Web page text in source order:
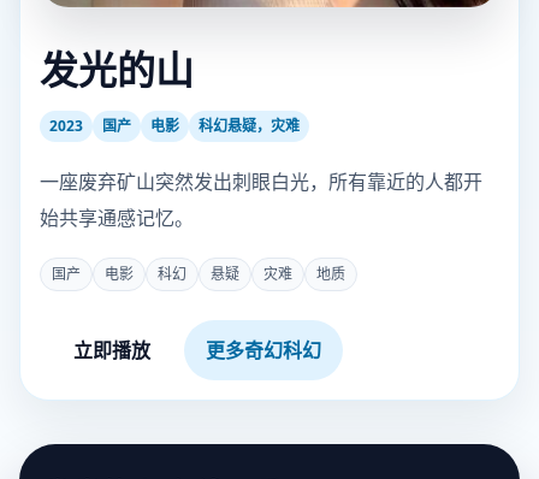
发光的山
2023 国产 电影 科幻悬疑，灾难
一座废弃矿山突然发出刺眼白光，所有靠近的人都开
始共享通感记忆。
国产 电影 科幻 悬疑 灾难 地质
立即播放 更多奇幻科幻